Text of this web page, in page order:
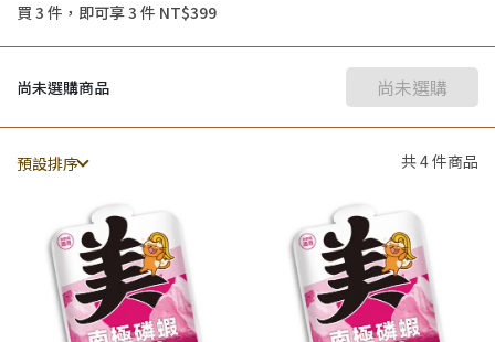
買 3 件， 即可享 3 件 NT$399
尚未選購商品 尚未選購
預設排序 共 4 件商品